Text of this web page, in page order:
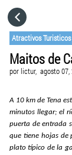
Atractivos Turisticos
Maitos de
por lictur, agosto 07,
A 10 km de Tena
minutos llegar; el
puerta de entrada
que tiene hojas de
plato típico de la